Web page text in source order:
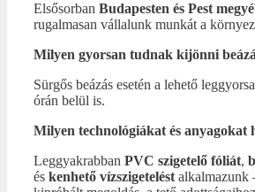
Elsősorban Budapesten és Pest
rugalmasan vállalunk munkát a
Milyen gyorsan tudnak kijönni
Sürgős beázás esetén a lehető
órán belül is.
Milyen technológiákat és anyagokat
Leggyakrabban PVC szigetelő fóliát,
és kenhető vízszigeteléstalkalmazunk